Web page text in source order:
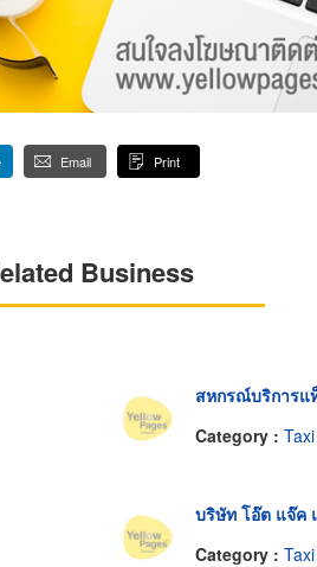
Email Print
Business
สหกรณ์บริการแ
Category :
บริษัท โอ๊ต แจ๊ค
Category :